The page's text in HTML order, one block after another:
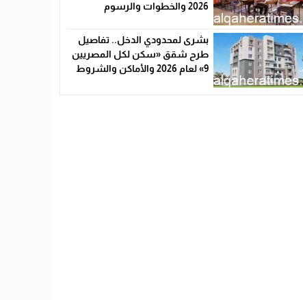
2026 والخطوات والرسوم
بشرى لمحدودي الدخل.. تفاصيل
طرح شقق «سكن لكل المصريين
9» لعام 2026 والأماكن والشروط